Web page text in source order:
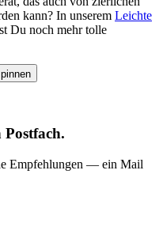
kann? In unserem Leichte
Du noch mehr tolle
Empfehlungen — ein Mail